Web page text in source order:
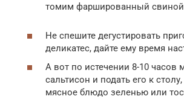
томим фаршированный
Не спешите дегустировать
деликатес, дайте ему время
А вот по истечении 8-10 часов
сальтисон и подать его к
мясное блюдо зеленью или